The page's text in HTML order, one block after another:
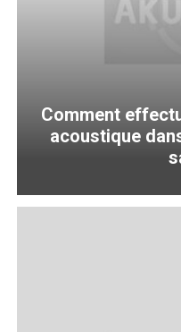
Comment
acoustique